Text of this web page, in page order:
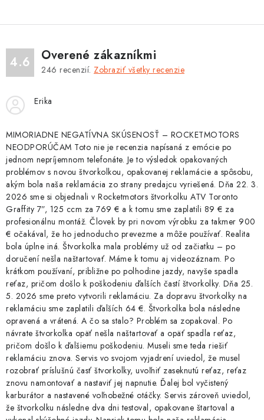
á
d
a
c
e
r
v
k
y
v
ý
p
i
s
u
4.6 Overené zákazníkmi
246 recenzií. Zobraziť všetky recenzie
Erika
MIMORIADNE NEGATÍVNA SKÚSENOSŤ – ROCKETMOTORS
NEODPORÚČAM Toto nie je recenzia napísaná z emócie po
jednom nepríjemnom telefonáte. Je to výsledok opakovaných
problémov s novou štvorkolkou, opakovanej reklamácie a spôsobu,
akým bola naša reklamácia zo strany predajcu vyriešená. Dňa 22. 3.
2026 sme si objednali v Rocketmotors štvorkolku ATV Toronto
Graffity 7”, 125 ccm za 769 € a k tomu sme zaplatili 89 € za
profesionálnu montáž. Človek by pri novom výrobku za takmer 900
€ očakával, že ho jednoducho prevezme a môže používať. Realita
bola úplne iná. Štvorkolka mala problémy už od začiatku – po
doručení nešla naštartovať. Máme k tomu aj videozáznam. Po
krátkom používaní, približne po polhodine jazdy, navyše spadla
reťaz, pričom došlo k poškodeniu ďalších častí štvorkolky. Dňa 25.
5. 2026 sme preto vytvorili reklamáciu. Za dopravu štvorkolky na
reklamáciu sme zaplatili ďalších 64 €. Štvorkolka bola následne
opravená a vrátená. A čo sa stalo? Problém sa zopakoval. Po
návrate štvorkolka opäť nešla naštartovať a opäť spadla reťaz,
pričom došlo k ďalšiemu poškodeniu. Museli sme teda riešiť
reklamáciu znova. Servis vo svojom vyjadrení uviedol, že musel
rozobrať príslušnú časť štvorkolky, uvoľniť zaseknutú reťaz, reťaz
znovu namontovať a nastaviť jej napnutie. Ďalej bol vyčistený
karburátor a nastavené voľnobežné otáčky. Servis zároveň uviedol,
že štvorkolku následne dva dni testoval, opakovane štartoval a